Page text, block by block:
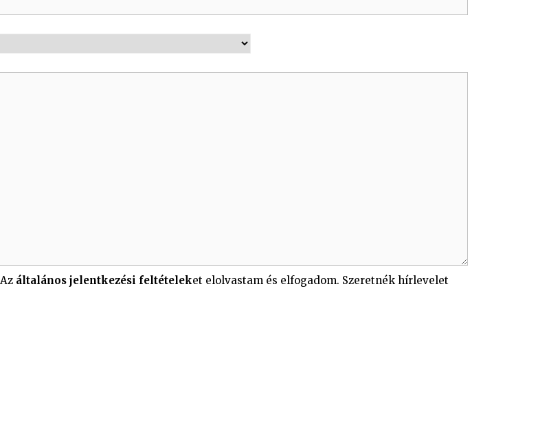
Az általános jelentkezési feltételeket elolvastam és elfogadom. Szeretnék hírlevelet